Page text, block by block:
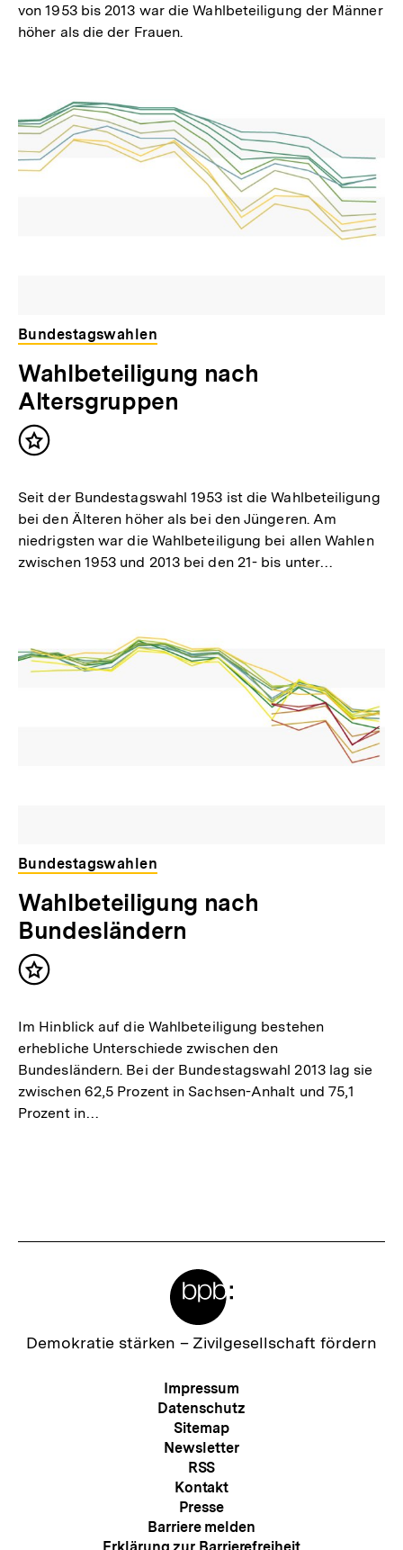
von 1953 bis 2013 war die Wahlbeteiligung der Männer
höher als die der Frauen.
Bundestagswahlen
Wahlbeteiligung nach
Altersgruppen
Inhalt
Seit der Bundestagswahl 1953 ist die Wahlbeteiligung
bei den Älteren höher als bei den Jüngeren. Am
niedrigsten war die Wahlbeteiligung bei allen Wahlen
zwischen 1953 und 2013 bei den 21- bis unter…
Bundestagswahlen
Wahlbeteiligung nach
Bundesländern
Inhalt
Im Hinblick auf die Wahlbeteiligung bestehen
erhebliche Unterschiede zwischen den
Bundesländern. Bei der Bundestagswahl 2013 lag sie
zwischen 62,5 Prozent in Sachsen-Anhalt und 75,1
Prozent in…
Zur
Demokratie stärken – Zivilgesellschaft fördern
Meta-
Navigation
Impressum
Datenschutz
Sitemap
Newsletter
RSS
Kontakt
Presse
Barriere melden